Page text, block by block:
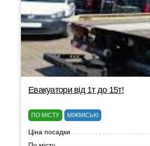
Евакуатори від 1т до 15т!
ПО МІСТУ МІЖМІСЬКІ
Ціна посадки